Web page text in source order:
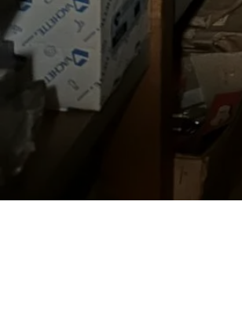
EXPERTISE IMMÉDIATE